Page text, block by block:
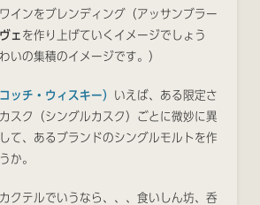
インをブレンディング（アッサンブラー
ェ を作り上げていくイメージでしょう
いの集積のイメージです。）
ッチ・ウィスキー） いえば、ある限定さ
スク（シングルカスク）ごとに微妙に異
て、あるブランドのシングルモルトを作
か。
クテルでいうなら、、、食いしん坊、呑